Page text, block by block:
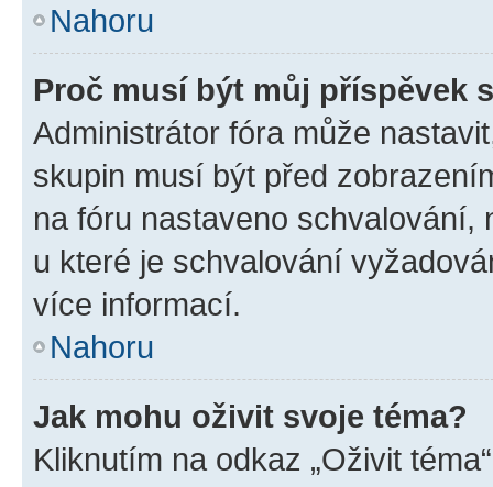
Nahoru
Proč musí být můj příspěvek
Administrátor fóra může
skupin musí být před
na fóru nastaveno schvalování,
u které je schvalování
více informací.
Nahoru
Jak mohu oživit svoje téma?
Kliknutím na odkaz „Oživit